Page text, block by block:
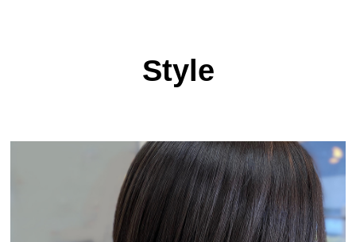
Style